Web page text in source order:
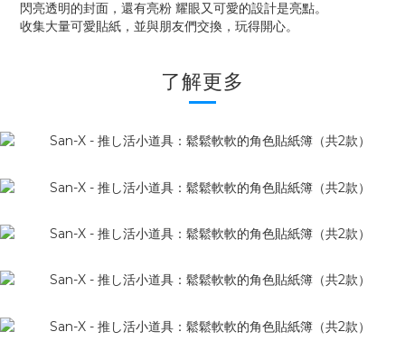
閃亮透明的封面，還有亮粉 耀眼又可愛的設計是亮點。
收集大量可愛貼紙，並與朋友們交換，玩得開心。
了解更多